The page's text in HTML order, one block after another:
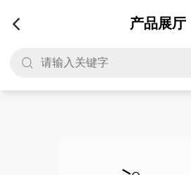
产品展厅